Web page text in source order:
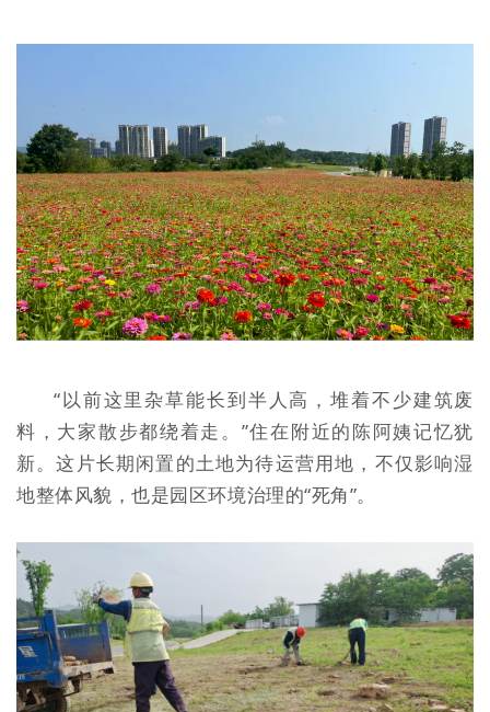
“以前这里杂草能长到半人高，堆着不少建筑废
料，大家散步都绕着走。”住在附近的陈阿姨记忆犹
新。这片长期闲置的土地为待运营用地，不仅影响湿
地整体风貌，也是园区环境治理的“死角”。